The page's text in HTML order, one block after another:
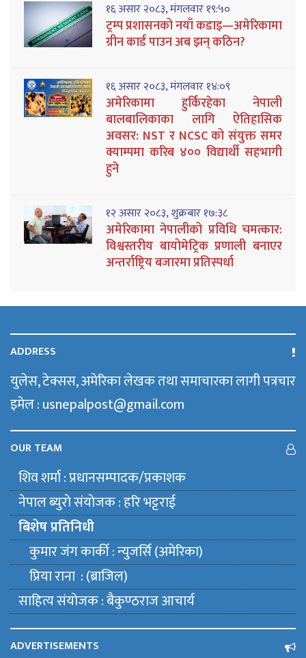
१६ असार २०८३, मंगलवार १९:५०
ट्रम्प प्रशासनको नयाँ कडाइ—अमेरिकामा
ग्रीन कार्ड पाउन अब झन् कठिन?
१६ असार २०८३, मंगलवार १४:०९
अमेरिकामा हुर्किरहेका नेपाली
बालबालिकाका लागि ऐतिहासिक
अवसर: NST र NCSC को संयुक्त समर
क्याम्पमा करिब ४०० विद्यार्थी सहभागी
हुने
१२ असार २०८३, शुक्रबार १७:३८
अमेरिकामा नेपालीको प्रविधि चमत्कार:
विश्वस्तरीय बायोमेट्रिक प्रणाली बनाएर
अन्तर्राष्ट्रिय बजारमा प्रतिस्पर्धा
ADDRESS
युलेस, टेक्सस, अमेरिका लेखक तथा समाचारका लागी पत्रचार
इमेल : usnepalpost@gmail.com
OUR TEAM
शिव शर्मा : प्रधानसम्पादक/प्रकाशक
नेपाल ब्युराे संयाेजक : हरि भट्टराई
बिशेष प्रतिनिधी
कुमार जंग कार्की : न्युजर्सि (अमेरिका)
प्रिया राना : (ब्राजिल)
साहित्य संयाेजक : बैकुण्ठराज आचार्य
ADVERTISEMENTS